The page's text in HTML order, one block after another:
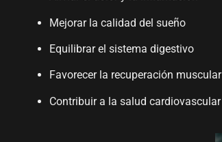
Mejorar la calidad del sueño
Equilibrar el sistema digestivo
Favorecer la recuperación muscular
Contribuir a la salud cardiovascular